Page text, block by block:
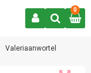
0
Valeriaanwortel